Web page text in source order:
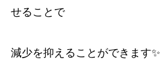
せることで
減少を抑えることができます✨